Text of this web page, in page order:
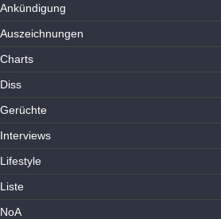
Ankündigung
Auszeichnungen
Charts
Diss
Gerüchte
Interviews
Lifestyle
Liste
NoA